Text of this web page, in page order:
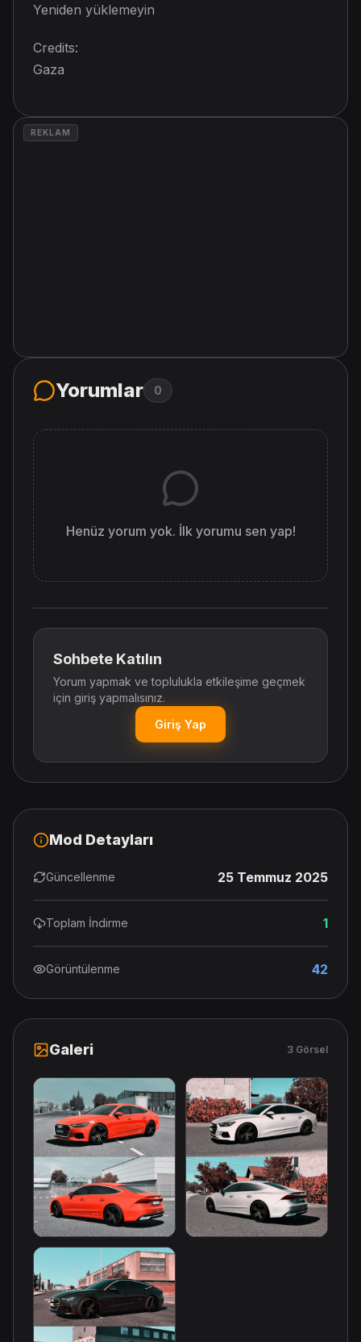
Yeniden yüklemeyin
Credits:
Gaza
REKLAM
Yorumlar 0
Henüz yorum yok. İlk yorumu sen yap!
Sohbete Katılın
Yorum yapmak ve toplulukla etkileşime geçmek
için giriş yapmalısınız.
Giriş Yap
Mod Detayları
Güncellenme 25 Temmuz 2025
Toplam İndirme 1
Görüntülenme 42
Galeri 3 Görsel